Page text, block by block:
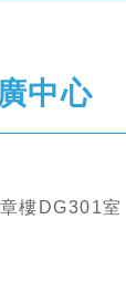
中心
樓DG301室